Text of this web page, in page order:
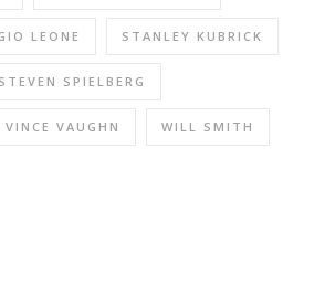
LEONE STANLEY KUBRICK
STEVEN SPIELBERG
VINCE VAUGHN WILL SMITH